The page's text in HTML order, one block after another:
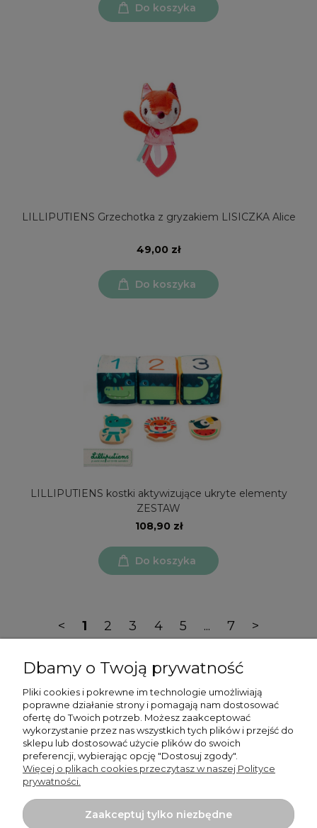
Do koszyka
LILLIPUTIENS Grzechotka z gryzakiem LISICZKA Alice
49,00 zł
Do koszyka
LILLIPUTIENS kostki aktywizujące ukryte elementy
ZESTAW
108,90 zł
Do koszyka
< 1 2 3 4 5 ... 7 >
Moje konto
Płatności i dostawa
Informacje
O nas
Dbamy o Twoją prywatność
Pliki cookies i pokrewne im technologie umożliwiają
poprawne działanie strony i pomagają nam dostosować
ofertę do Twoich potrzeb. Możesz zaakceptować
wykorzystanie przez nas wszystkich tych plików i przejść do
sklepu lub dostosować użycie plików do swoich
preferencji, wybierając opcję "Dostosuj zgody".
Więcej o plikach cookies przeczytasz w naszej Polityce
prywatności.
Zaakceptuj tylko niezbędne